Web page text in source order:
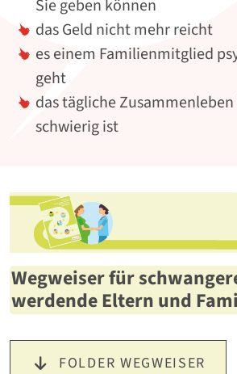
Sie geben können
das Geld nicht mehr reicht
es einem Familienmitglied
geht
das tägliche
schwierig ist
Wegweiser für
werdende Eltern und
FOLDER WEGWEISER